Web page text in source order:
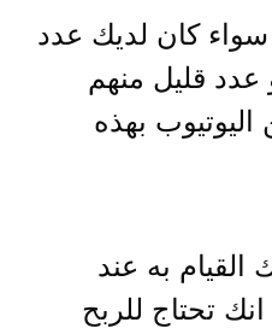
كان لديك عدد
عدد قليل منهم
بهذه
به عند
تحتاج للربح